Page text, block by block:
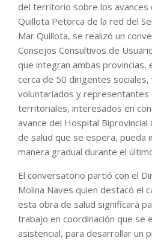
del territorio sobre los avances
Quillota Petorca de la red del
Mar Quillota, se realizó un
Consejos Consultivos de
que integran ambas provincias,
cerca de 50 dirigentes
voluntariados y representantes
territoriales, interesados en
avance del Hospital
de salud que se espera, pueda
manera gradual durante el
El conversatorio partió con el
Molina Naves quien destacó el
esta obra de salud significará
trabajo en coordinación que se
asistencial, para desarrollar un